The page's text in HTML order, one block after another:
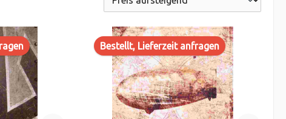
Bestellt, Lieferzeit anfragen